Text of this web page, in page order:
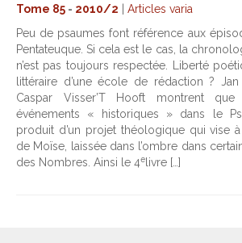
Tome 85 - 2010/2
Articles varia
Peu de psaumes font référence aux
Pentateuque. Si cela est le cas, la
n’est pas toujours respectée. Liberté
littéraire d’une école de rédaction ?
Caspar Visser’T Hooft montrent
événements « historiques » dans le
produit d’un projet théologique qui vise
de Moïse, laissée dans l’ombre dans
des Nombres. Ainsi le 4e livre […]